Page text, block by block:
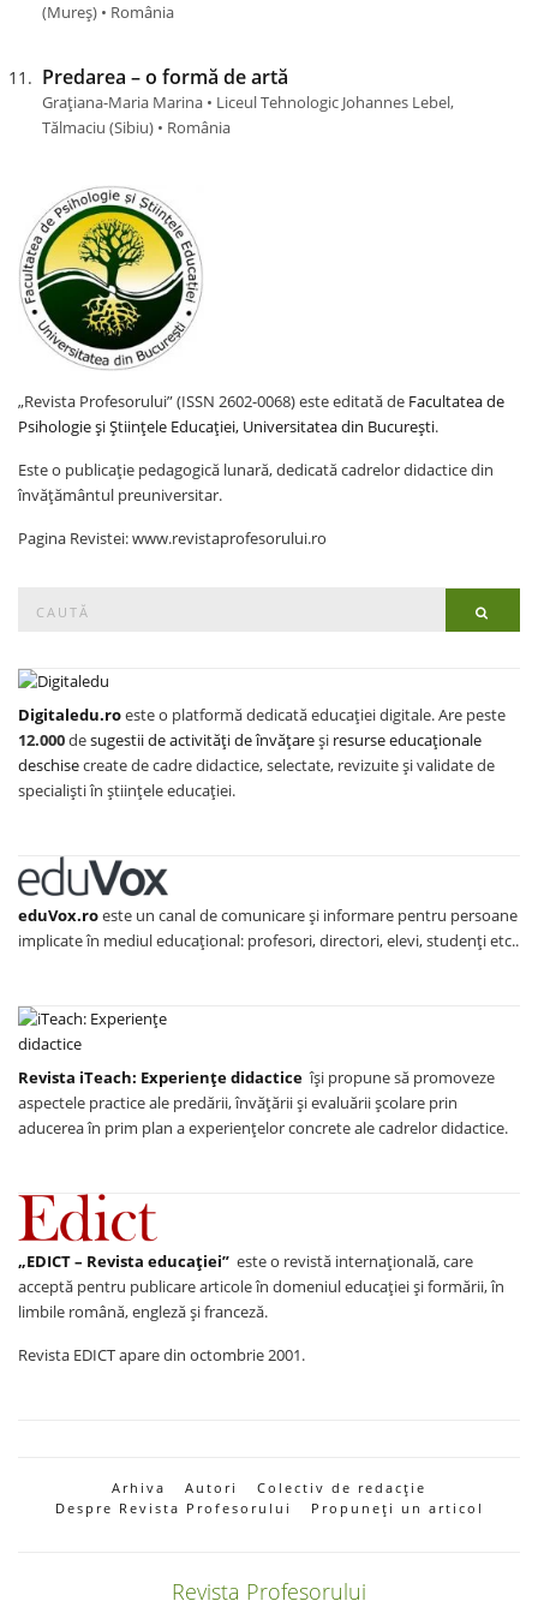
(Mureş) • România
Predarea – o formă de artă
Grațiana-Maria Marina • Liceul Tehnologic Johannes Lebel,
Tălmaciu (Sibiu) • România
„Revista Profesorului” (ISSN 2602-0068) este editată de Facultatea de
Psihologie și Științele Educației, Universitatea din București.
Este o publicație pedagogică lunară, dedicată cadrelor didactice din
învățământul preuniversitar.
Pagina Revistei: www.revistaprofesorului.ro
for:
Digitaledu.roeste o platformă dedicată educației digitale. Are peste
12.000desugestii de activități de învățareși resurse educaționale
deschisecreate de cadre didactice, selectate, revizuite și validate de
specialiști în științele educației.
eduVox.roeste un canal de comunicare și informare pentru persoane
implicate în mediul educațional: profesori, directori, elevi, studenți etc..
Revista iTeach: Experienţe didactice îşi propune să promoveze
aspectele practice ale predării, învăţării şi evaluării şcolare prin
aducerea în prim plan a experienţelor concrete ale cadrelor didactice.
„EDICT – Revista educației” este o revistă internațională, care
acceptă pentru publicare articole în domeniul educației și formării, în
limbile română, engleză și franceză.
Revista EDICT apare din octombrie 2001.
Arhiva Autori
Colectiv de redacție
Despre Revista Profesorului
Propuneți un articol
Revista Profesorului